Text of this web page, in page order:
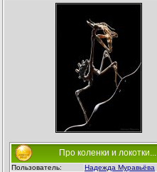
Про коленки и локотки...
Пользователь: Надежда Муравьёва